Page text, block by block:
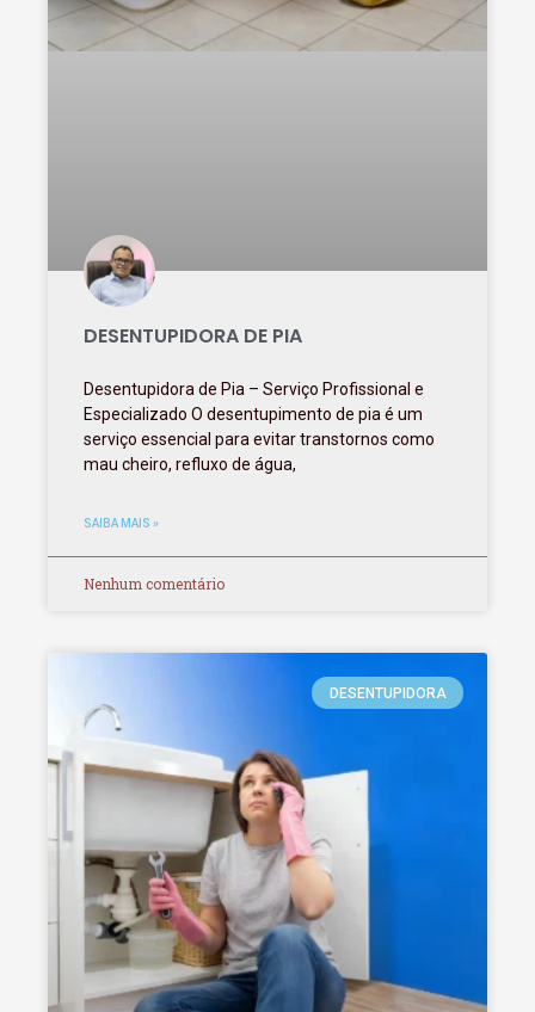
DESENTUPIDORA DE PIA
Desentupidora de Pia – Serviço Profissional e
Especializado O desentupimento de pia é um
serviço essencial para evitar transtornos como
mau cheiro, refluxo de água,
SAIBA MAIS »
Nenhum comentário
DESENTUPIDORA